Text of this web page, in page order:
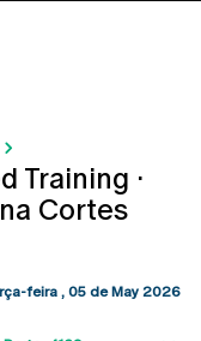
Training ·
Cortes
feira , 05 de May 2026